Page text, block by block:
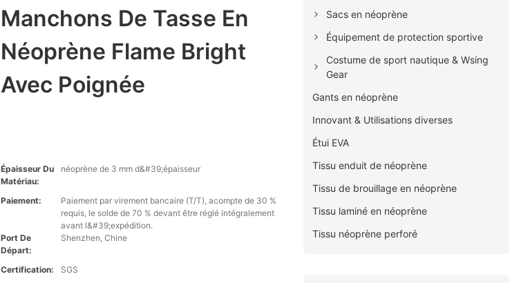
Manchons De Tasse En
Néoprène Flame Bright
Avec Poignée
Épaisseur Du
Matériau:
néoprène de 3 mm d&#39;épaisseur
Paiement:
Paiement par virement bancaire (T/T), acompte de 30 %
requis, le solde de 70 % devant être réglé intégralement
avant l&#39;expédition.
Port De
Départ:
Shenzhen, Chine
Certification:
SGS
Sacs en néoprène
Équipement de protection sportive
Costume de sport nautique & Wsing
Gear
Gants en néoprène
Innovant & Utilisations diverses
Étui EVA
Tissu enduit de néoprène
Tissu de brouillage en néoprène
Tissu laminé en néoprène
Tissu néoprène perforé